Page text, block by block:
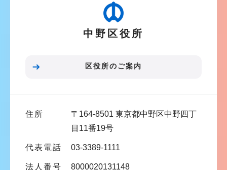
中野区役所
区役所のご案内
住所
〒164-8501 東京都中野区中野四丁
目11番19号
代表電話 03-3389-1111
法人番号 8000020131148